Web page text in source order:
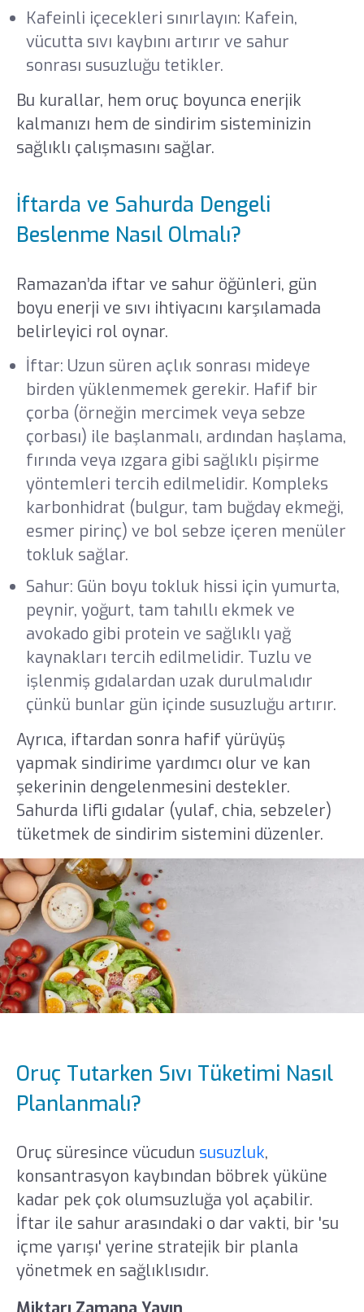
Kafeinli içecekleri sınırlayın: Kafein,
vücutta sıvı kaybını artırır ve sahur
sonrası susuzluğu tetikler.
Bu kurallar, hem oruç boyunca enerjik
kalmanızı hem de sindirim sisteminizin
sağlıklı çalışmasını sağlar.
İftarda ve Sahurda Dengeli
Beslenme Nasıl Olmalı?
Ramazan’da iftar ve sahur öğünleri, gün
boyu enerji ve sıvı ihtiyacını karşılamada
belirleyici rol oynar.
İftar: Uzun süren açlık sonrası mideye
birden yüklenmemek gerekir. Hafif bir
çorba (örneğin mercimek veya sebze
çorbası) ile başlanmalı, ardından haşlama,
fırında veya ızgara gibi sağlıklı pişirme
yöntemleri tercih edilmelidir. Kompleks
karbonhidrat (bulgur, tam buğday ekmeği,
esmer pirinç) ve bol sebze içeren menüler
tokluk sağlar.
Sahur: Gün boyu tokluk hissi için yumurta,
peynir, yoğurt, tam tahıllı ekmek ve
avokado gibi protein ve sağlıklı yağ
kaynakları tercih edilmelidir. Tuzlu ve
işlenmiş gıdalardan uzak durulmalıdır
çünkü bunlar gün içinde susuzluğu artırır.
Ayrıca, iftardan sonra hafif yürüyüş
yapmak sindirime yardımcı olur ve kan
şekerinin dengelenmesini destekler.
Sahurda lifli gıdalar (yulaf, chia, sebzeler)
tüketmek de sindirim sistemini düzenler.
Oruç Tutarken Sıvı Tüketimi Nasıl
Planlanmalı?
Oruç süresince vücudun susuzluk,
konsantrasyon kaybından böbrek yüküne
kadar pek çok olumsuzluğa yol açabilir.
İftar ile sahur arasındaki o dar vakti, bir 'su
içme yarışı' yerine stratejik bir planla
yönetmek en sağlıklısıdır.